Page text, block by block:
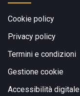
Cookie policy
Privacy policy
Termini e condizioni
Gestione cookie
Accessibilità digitale